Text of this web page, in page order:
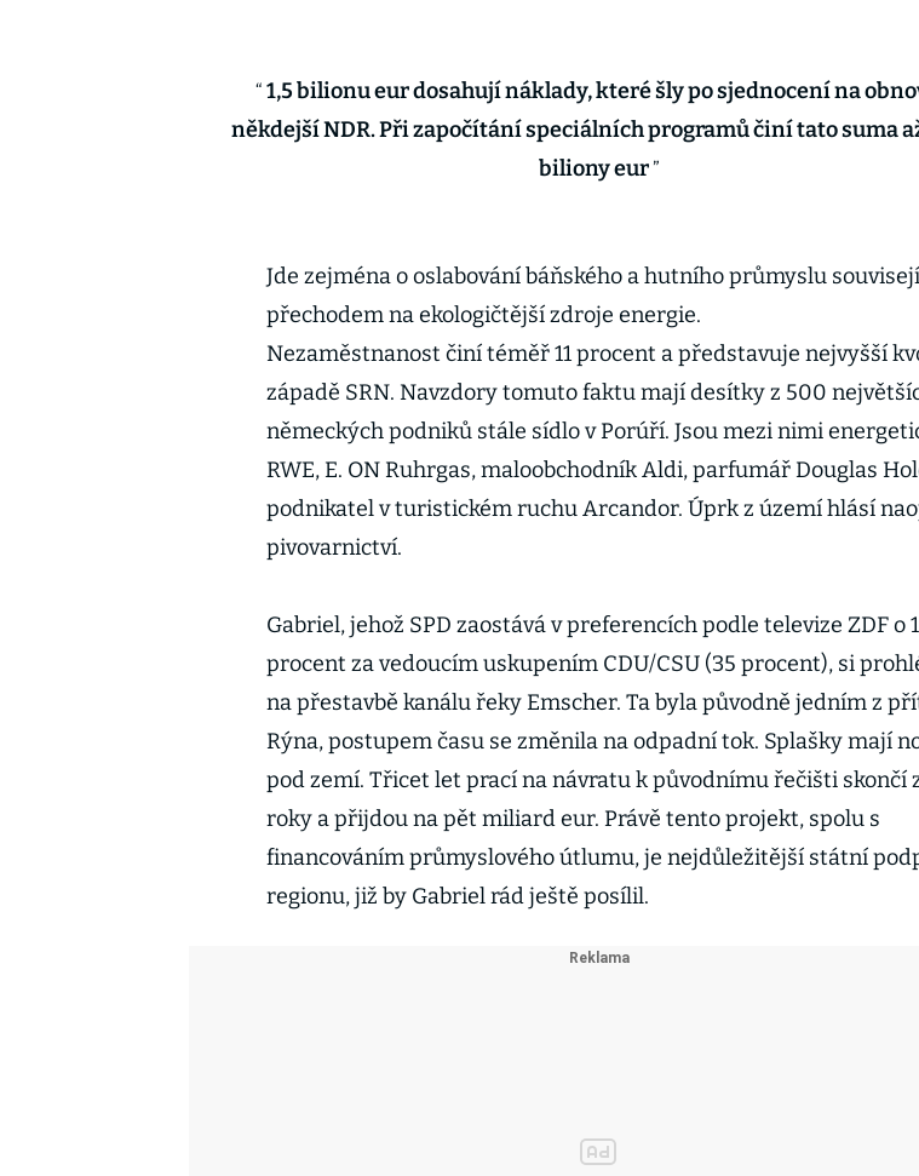
1,5 bilionu eur dosahují náklady, které šly po sjednocení na
někdejší NDR. Při započítání speciálních programů činí tato suma
biliony eur
Jde zejména o oslabování báňského a hutního průmyslu
přechodem na ekologičtější zdroje energie.
Nezaměstnanost činí téměř 11 procent a představuje nejvyšší
západě SRN. Navzdory tomuto faktu mají desítky z 500
německých podniků stále sídlo v Porúří. Jsou mezi nimi
RWE, E. ON Ruhrgas, maloobchodník Aldi, parfumář Douglas
podnikatel v turistickém ruchu Arcandor. Úprk z území hlásí
pivovarnictví.
Gabriel, jehož SPD zaostává v preferencích podle televize ZDF o
procent za vedoucím uskupením CDU/CSU (35 procent), si
na přestavbě kanálu řeky Emscher. Ta byla původně jedním z
Rýna, postupem času se změnila na odpadní tok. Splašky mají
pod zemí. Třicet let prací na návratu k původnímu řečišti skončí
roky a přijdou na pět miliard eur. Právě tento projekt, spolu s
financováním průmyslového útlumu, je nejdůležitější státní
regionu, již by Gabriel rád ještě posílil.